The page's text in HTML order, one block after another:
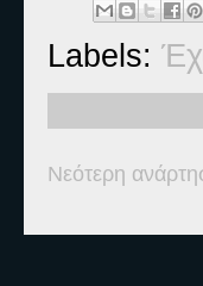
Labels:
Νεότερη